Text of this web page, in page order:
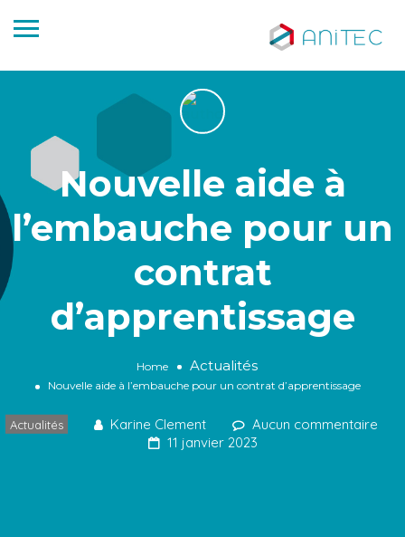
Nouvelle aide à
l’embauche pour un
contrat
d’apprentissage
Home Actualités
Nouvelle aide à l’embauche pour un contrat d’apprentissage
Actualités Karine Clement
Aucun commentaire
11 janvier 2023